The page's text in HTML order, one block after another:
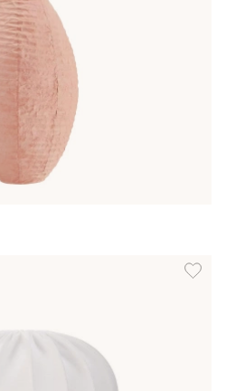
Lägg